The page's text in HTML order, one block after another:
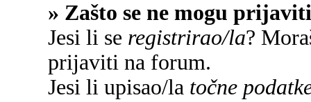
» Zašto se ne mogu
Jesi li se registrirao/la?
prijaviti na forum.
Jesi li upisao/la točne